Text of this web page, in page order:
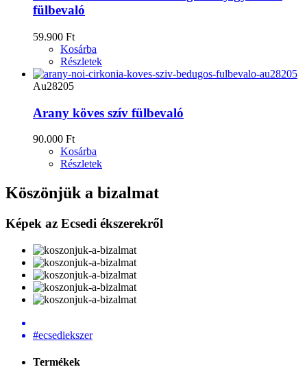
fülbevaló
59.900 Ft
Kosárba
Részletek
Au28205
Arany köves szív fülbevaló
90.000 Ft
Kosárba
Részletek
Köszönjük a bizalmat
Képek az Ecsedi ékszerekről
#ecsediekszer
Termékek